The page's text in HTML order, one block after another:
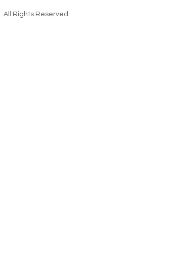
. All Rights Reserved.